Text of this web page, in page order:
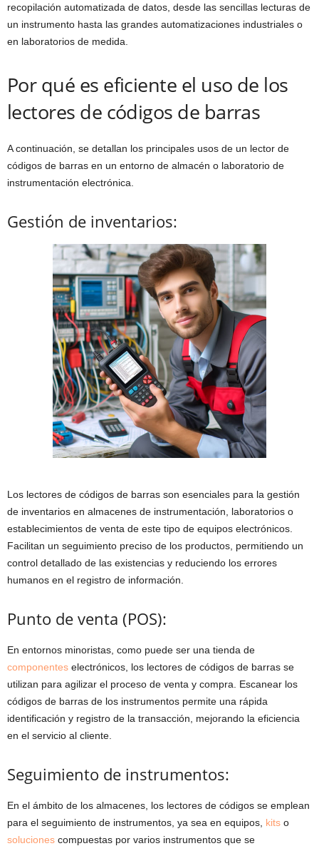
recopilación automatizada de datos, desde las sencillas lecturas de
un instrumento hasta las grandes automatizaciones industriales o
en laboratorios de medida.
Por qué es eficiente el uso de los
lectores de códigos de barras
A continuación, se detallan los principales usos de un lector de
códigos de barras en un entorno de almacén o laboratorio de
instrumentación electrónica.
Gestión de inventarios:
Los lectores de códigos de barras son esenciales para la gestión
de inventarios en almacenes de instrumentación, laboratorios o
establecimientos de venta de este tipo de equipos electrónicos.
Facilitan un seguimiento preciso de los productos, permitiendo un
control detallado de las existencias y reduciendo los errores
humanos en el registro de información.
Punto de venta (POS):
En entornos minoristas, como puede ser una tienda de
componentes electrónicos, los lectores de códigos de barras se
utilizan para agilizar el proceso de venta y compra. Escanear los
códigos de barras de los instrumentos permite una rápida
identificación y registro de la transacción, mejorando la eficiencia
en el servicio al cliente.
Seguimiento de instrumentos:
En el ámbito de los almacenes, los lectores de códigos se emplean
para el seguimiento de instrumentos, ya sea en equipos, kits o
soluciones compuestas por varios instrumentos que se